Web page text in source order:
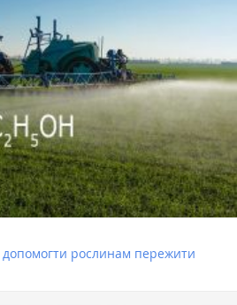
рослинам пережити